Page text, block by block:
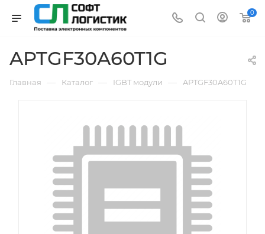
0
APTGF30A60T1G
Главная — Каталог — IGBT модули — APTGF30A60T1G